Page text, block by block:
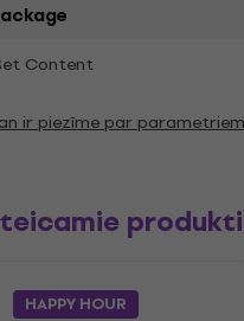
Content
ir piezīme par
produkti
HAPPY HOUR